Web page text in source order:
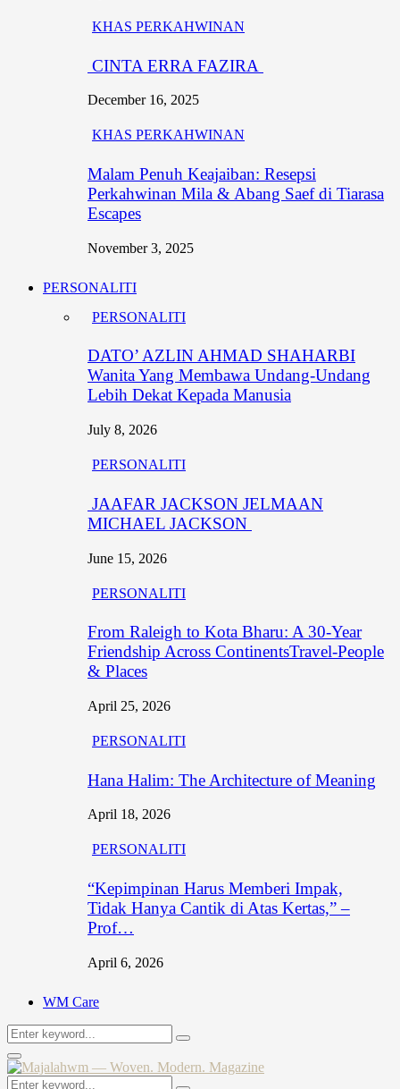
KHAS PERKAHWINAN
CINTA ERRA FAZIRA
December 16, 2025
KHAS PERKAHWINAN
Malam Penuh Keajaiban: Resepsi
Perkahwinan Mila & Abang Saef di Tiarasa
Escapes
November 3, 2025
PERSONALITI
PERSONALITI
DATO’ AZLIN AHMAD SHAHARBI
Wanita Yang Membawa Undang-Undang
Lebih Dekat Kepada Manusia
July 8, 2026
PERSONALITI
JAAFAR JACKSON JELMAAN
MICHAEL JACKSON
June 15, 2026
PERSONALITI
From Raleigh to Kota Bharu: A 30-Year
Friendship Across ContinentsTravel-People
& Places
April 25, 2026
PERSONALITI
Hana Halim: The Architecture of Meaning
April 18, 2026
PERSONALITI
“Kepimpinan Harus Memberi Impak,
Tidak Hanya Cantik di Atas Kertas,” –
Prof…
April 6, 2026
WM Care
Search
for:
Search
Primary
Menu
Search